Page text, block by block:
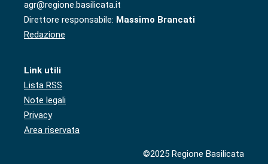
agr@regione.basilicata.it
Direttore responsabile: Massimo Brancati
Redazione
Link utili
Lista RSS
Note legali
Privacy
Area riservata
©2025 Regione Basilicata